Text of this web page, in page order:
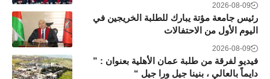
2026-08-09
رئيس جامعة مؤتة يبارك للطلبة الخريجين في
اليوم الأول من الاحتفالات
2026-08-09
فيديو لفرقة من طلبة عمان الأهلية بعنوان : ”
دايماً بالعالي ، بنينا جيل ورا جيل “